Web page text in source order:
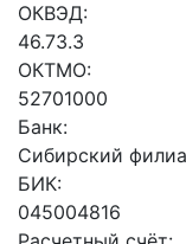
ОКВЭД:
46.73.3
ОКТМО:
52701000
Банк:
Сибирский
БИК:
045004816